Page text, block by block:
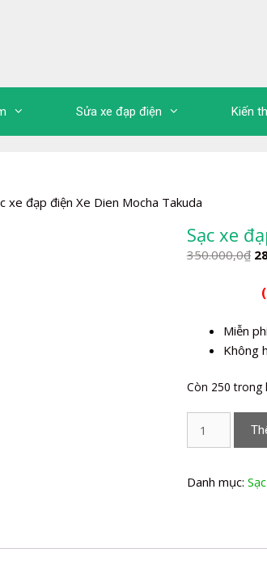
Sửa xe đạp điện Kiến
xe đạp điện Xe Dien Mocha Takuda
Sạc xe
350.000,0₫
là:
Miễn
Không
Còn 250 trong
điện
Danh mục: